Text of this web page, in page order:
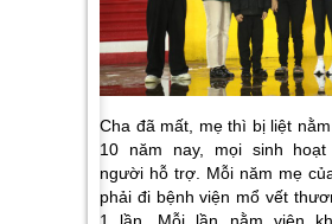
Cha đã mất, mẹ thì bị liệt
10 năm nay, mọi sinh
người hỗ trợ. Mỗi năm mẹ
phải đi bệnh viện mổ vết